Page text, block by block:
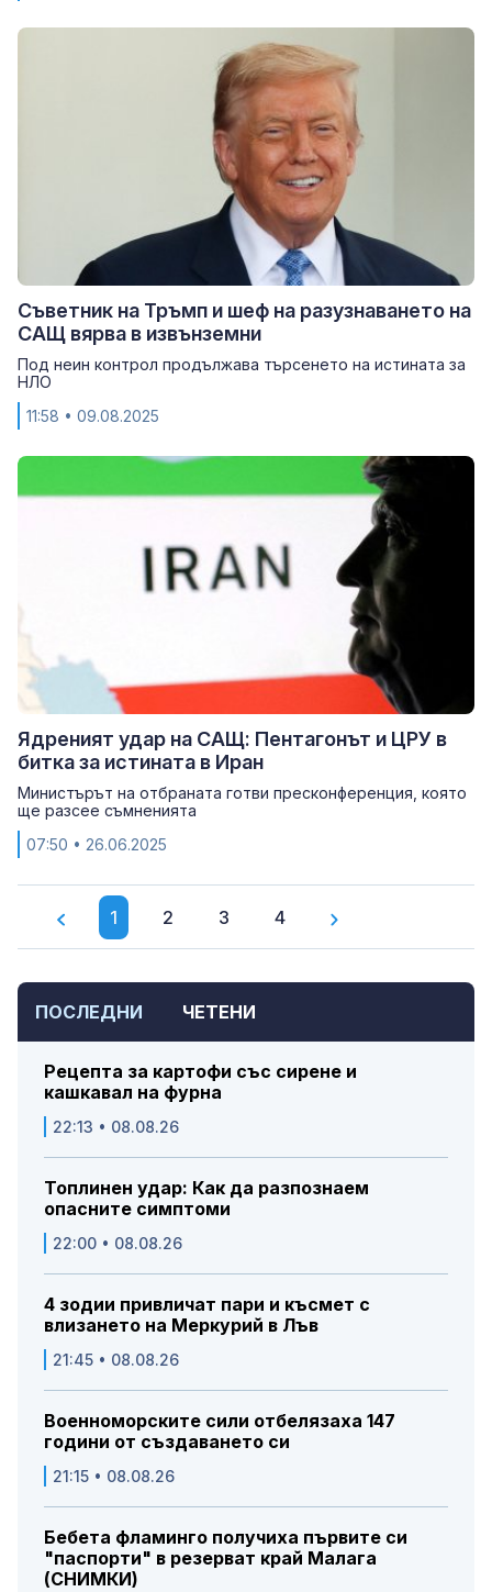
Съветник на Тръмп и шеф на разузнаването на
САЩ вярва в извънземни
Под неин контрол продължава търсенето на истината за
НЛО
11:58 • 09.08.2025
Ядреният удар на САЩ: Пентагонът и ЦРУ в
битка за истината в Иран
Министърът на отбраната готви пресконференция, която
ще разсее съмненията
07:50 • 26.06.2025
1 2 3 4
ПОСЛЕДНИ ЧЕТЕНИ
Рецепта за картофи със сирене и
кашкавал на фурна
22:13 • 08.08.26
Топлинен удар: Как да разпознаем
опасните симптоми
22:00 • 08.08.26
4 зодии привличат пари и късмет с
влизането на Меркурий в Лъв
21:45 • 08.08.26
Военноморските сили отбелязаха 147
години от създаването си
21:15 • 08.08.26
Бебета фламинго получиха първите си
"паспорти" в резерват край Малага
(СНИМКИ)